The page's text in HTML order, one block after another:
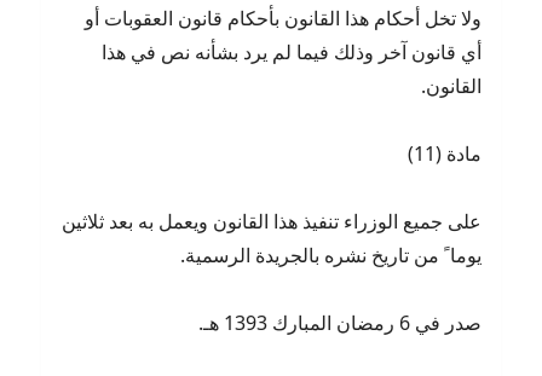
ولا تخل أحكام هذا القانون بأحكام قانون العقوبات أو
أي قانون آخر وذلك فيما لم يرد بشأنه نص في هذا
القانون.
مادة (11)
على جميع الوزراء تنفيذ هذا القانون ويعمل به بعد ثلاثين
يوما ً من تاريخ نشره بالجريدة الرسمية.
صدر في 6 رمضان المبارك 1393 هـ.